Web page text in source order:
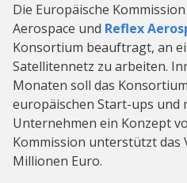
Die Europäische
Aerospace und Reflex
Konsortium beauftragt, an
Satellitennetz zu arbeiten.
Monaten soll das
europäischen Start-ups und
Unternehmen ein Konzept
Kommission unterstützt das
Millionen Euro.